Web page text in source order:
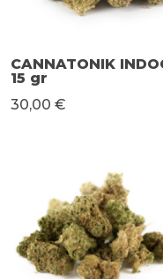
CANNATONIK
15 gr
30,00 €